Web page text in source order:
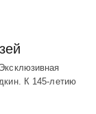
К 145-летию